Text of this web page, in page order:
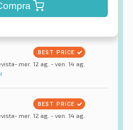
mer. 12 ag. - ven. 14 ag.
mer. 12 ag. - ven. 14 ag.